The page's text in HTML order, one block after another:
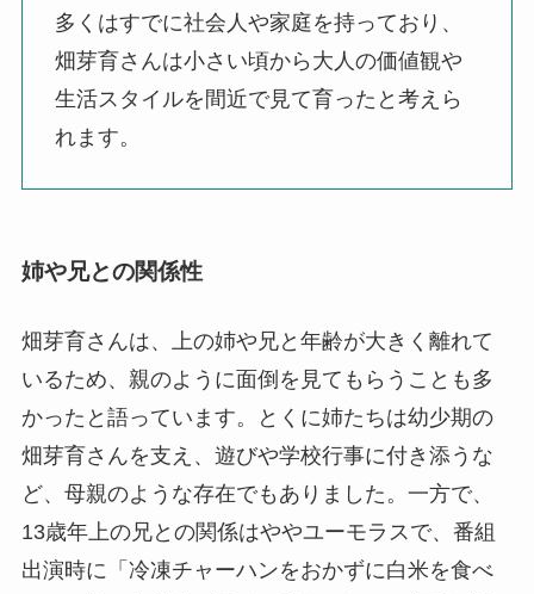
多くはすでに社会人や家庭を持っており、
畑芽育さんは小さい頃から大人の価値観や
生活スタイルを間近で見て育ったと考えら
れます。
姉や兄との関係性
畑芽育さんは、上の姉や兄と年齢が大きく離れて
いるため、親のように面倒を見てもらうことも多
かったと語っています。とくに姉たちは幼少期の
畑芽育さんを支え、遊びや学校行事に付き添うな
ど、母親のような存在でもありました。一方で、
13歳年上の兄との関係はややユーモラスで、番組
出演時に「冷凍チャーハンをおかずに白米を食べ